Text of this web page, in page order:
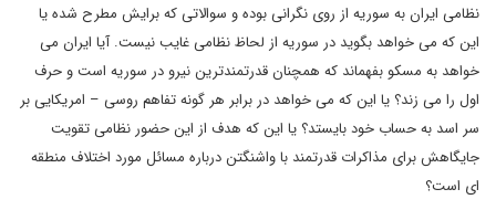
نظامی ایران به سوریه از روی نگرانی بوده و سوالاتی که برایش مطرح شده یا
این که می خواهد بگوید در سوریه از لحاظ نظامی غایب نیست. آیا ایران می
خواهد به مسکو بفهماند که همچنان قدرتمندترین نیرو در سوریه است و حرف
اول را می زند؟ یا این که می خواهد در برابر هر گونه تفاهم روسی – امریکایی بر
سر اسد به حساب خود بایستد؟ یا این که هدف از این حضور نظامی تقویت
جایگاهش برای مذاکرات قدرتمند با واشنگتن درباره مسائل مورد اختلاف منطقه
ای است؟